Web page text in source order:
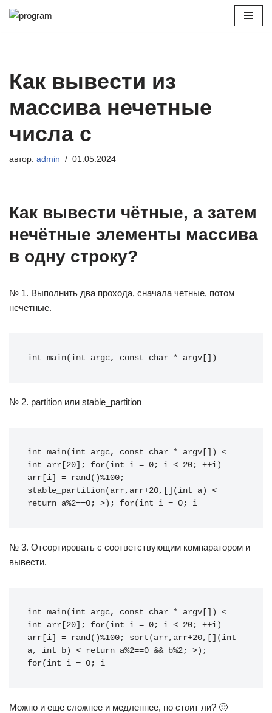
Как вывести из
массива нечетные
числа c
автор: admin 01.05.2024
Как вывести чётные, а затем
нечётные элементы массива
в одну строку?
№ 1. Выполнить два прохода, сначала четные, потом
нечетные.
int main(int argc, const char * argv[])
№ 2. partition или stable_partition
int main(int argc, const char * argv[]) <
int arr[20]; for(int i = 0; i < 20; ++i)
arr[i] = rand()%100;
stable_partition(arr,arr+20,[](int a) <
return a%2==0; >); for(int i = 0; i
№ 3. Отсортировать с соответствующим компаратором и
вывести.
int main(int argc, const char * argv[]) <
int arr[20]; for(int i = 0; i < 20; ++i)
arr[i] = rand()%100; sort(arr,arr+20,[](int
a, int b) < return a%2==0 && b%2; >);
for(int i = 0; i
Можно и еще сложнее и медленнее, но стоит ли? 🙂